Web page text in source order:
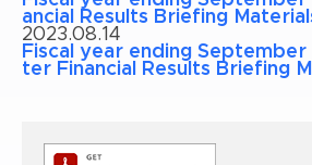
ancial Results Briefing
2023.08.14
Fiscal year ending
ter Financial Results Briefing